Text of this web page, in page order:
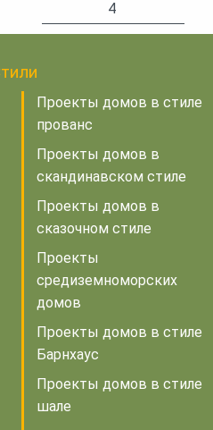
4
Проекты домов в стиле
прованс
Проекты домов в
скандинавском стиле
Проекты домов в
сказочном стиле
Проекты
средиземноморских
домов
Проекты домов в стиле
Барнхаус
Проекты домов в стиле
шале